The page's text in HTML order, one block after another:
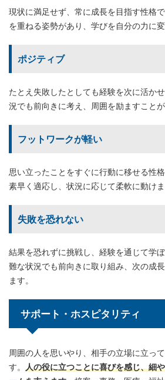
現状に満足せず、常に成長を目指す性格
を重ねる姿勢があり、学びを自分の力に変
ポジティブ
たとえ失敗したとしても経験を次に活か
況でも前向きに考え、周囲を励ますことが
フットワークが軽い
思い立ったことをすぐに行動に移せる性
素早く適応し、状況に応じて柔軟に動けま
失敗を恐れない
結果を恐れずに挑戦し、経験を通じて学
難な状況でも前向きに取り組み、次の成
ます。
サポート・ホスピタリティ
周囲の人を思いやり、相手の立場に立っ
す。 人の役に立つことに喜びを感じ、細